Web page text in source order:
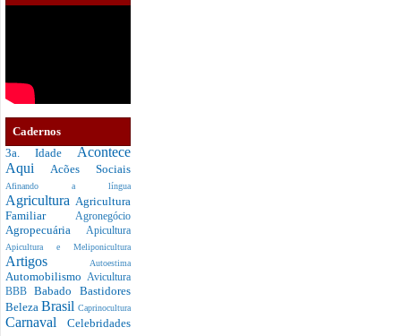
Cadernos
3a. Idade Acontece
Aqui Acões Sociais
Afinando a língua
Agricultura Agricultura
Familiar Agronegócio
Agropecuária Apicultura
Apicultura e Meliponicultura
Artigos Autoestima
Automobilismo Avicultura
BBBBabado Bastidores
Beleza Brasil Caprinocultura
Carnaval Celebridades